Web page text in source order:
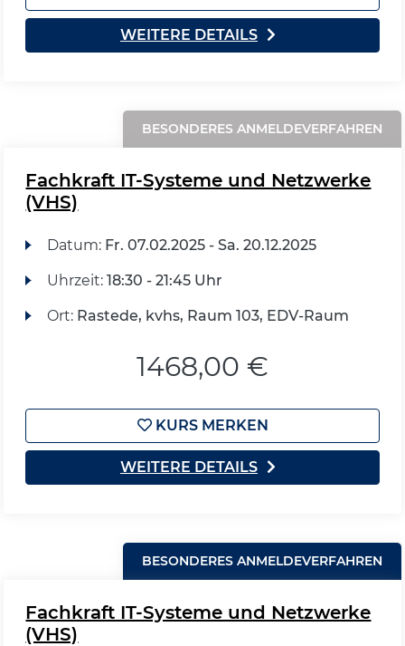
WEITERE DETAILS
BESONDERES ANMELDEVERFAHREN
Fachkraft IT-Systeme und Netzwerke
(VHS)
Datum: Fr. 07.02.2025 - Sa. 20.12.2025
Uhrzeit: 18:30 - 21:45 Uhr
Ort: Rastede, kvhs, Raum 103, EDV-Raum
1468,00 €
KURS MERKEN
WEITERE DETAILS
BESONDERES ANMELDEVERFAHREN
Fachkraft IT-Systeme und Netzwerke
(VHS)